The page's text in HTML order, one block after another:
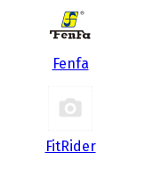
Fenfa
FitRider